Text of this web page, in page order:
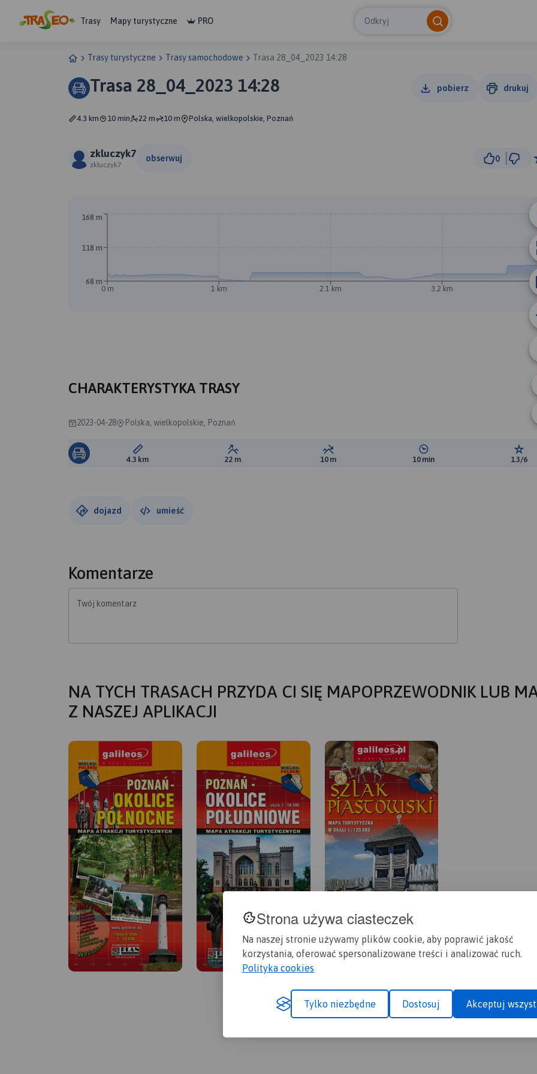
Strona używa ciasteczek
Na naszej stronie używamy plików cookie, aby poprawić jakość
korzystania, oferować spersonalizowane treści i analizować ruch.
Polityka cookies
Tylko niezbędne Dostosuj Akceptuj
Trasy Mapy turystyczne PRO Odkryj
Trasy turystyczne Trasy samochodowe Trasa 28_04_2023 14:28
Trasa 28_04_2023 14:28 pobierz drukuj
4.3 km 10 min 22 m 10 m Polska, wielkopolskie, Poznań
zkluczyk7
zkluczyk7
obserwuj 0
0 m 1 km 2.1 km 3.2 km
68 m
118 m
168 m
CHARAKTERYSTYKA TRASY
2023-04-28 Polska, wielkopolskie, Poznań
Długość trasy:
4.3 km Suma przewyższeń:
22 m Suma spadków:
10 m Średni czas potrzebny na
10 min 1.3/6
dojazd umieść
Komentarze
Twój komentarz
NA TYCH TRASACH PRZYDA CI SIĘ MAPOPRZEWODNIK LUB
Z NASZEJ APLIKACJI